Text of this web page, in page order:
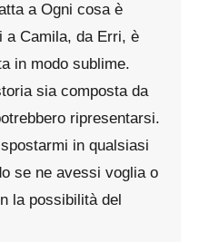
a Ogni cosa è
a Camila, da Erri, è
in modo sublime.
sia composta da
ripresentarsi.
in qualsiasi
se ne avessi voglia o
la possibilità del